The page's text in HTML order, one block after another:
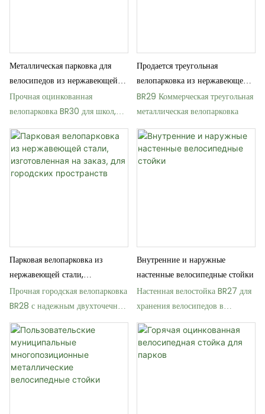
Металлическая парковка для
велосипедов из нержавеющей
стали
Прочная оцинкованная
велопарковка BR30 для школ,
парков и улиц.
Продается треугольная
велопарковка из нержавеющей
стали для сада.
BR29 Коммерческая треугольная
металлическая велопарковка
Парковая велопарковка из
нержавеющей стали,
изготовленная на заказ, для
городских пространств
Прочная городская велопарковка
BR28 с надежным двухточечным
креплением.
Внутренние и наружные
настенные велосипедные стойки
Настенная велостойка BR27 для
хранения велосипедов в
помещении и на открытом
воздухе.